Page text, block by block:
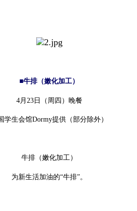
■牛排（嫩化加工）
4月23日（周四）晚餐
学生会馆Dormy提供（部分除外）
牛排（嫩化加工）
为新生活加油的“牛排”。